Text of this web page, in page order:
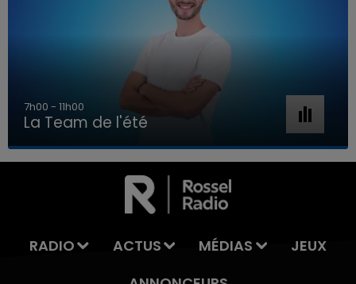
LA TEAM DE L'ÉTÉ
7h00 - 11h00
La Team de l'été
RADIO ACTUS MÉDIAS
JEUX